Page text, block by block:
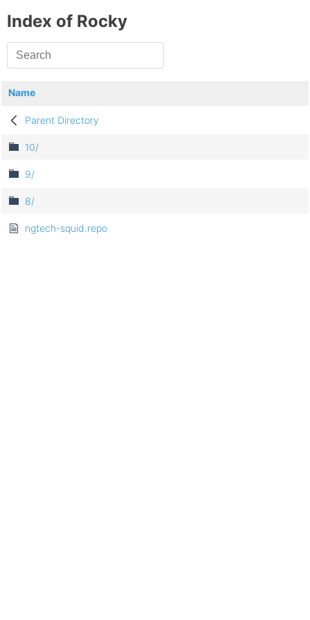
Index of Rocky
Name
Parent Directory
10/
9/
8/
ngtech-squid.repo